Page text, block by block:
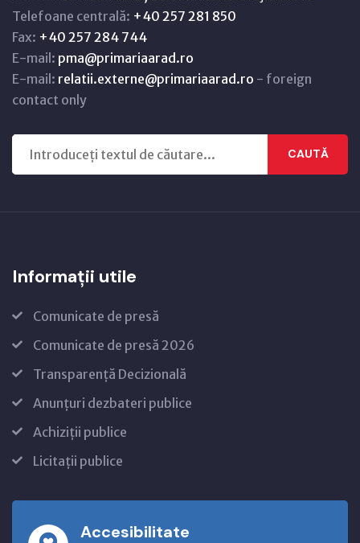
Telefoane centrală: +40 257 281 850
Fax: +40 257 284 744
E-mail: pma@primariaarad.ro
E-mail: relatii.externe@primariaarad.ro - foreign
contact only
CAUTĂ
Informații utile
Comunicate de presă
Comunicate de presă 2026
Transparență Decizională
Anunțuri dezbateri publice
Achiziții publice
Licitații publice
Accesibilitate